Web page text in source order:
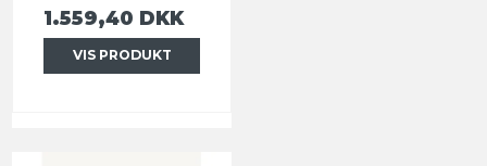
1.559,40 DKK
VIS PRODUKT